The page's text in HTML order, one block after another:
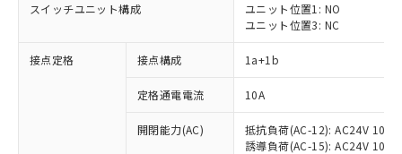
スイッチユニット構成
ユニット位置1: NO
ユニット位置3: NC
接点定格 接点構成 1a+1b
定格通電電流 10A
開閉能力(AC)
抵抗負荷(AC-12): AC24V 10A/
誘導負荷(AC-15): AC24V